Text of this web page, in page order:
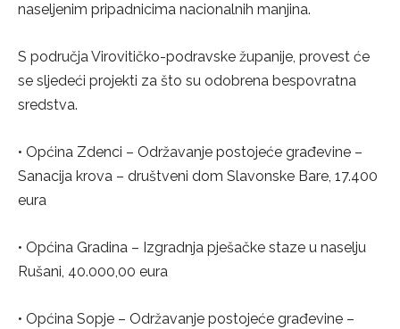
naseljenim pripadnicima nacionalnih manjina.
S područja Virovitičko-podravske županije, provest će
se sljedeći projekti za što su odobrena bespovratna
sredstva.
• Općina Zdenci – Održavanje postojeće građevine –
Sanacija krova – društveni dom Slavonske Bare, 17.400
eura
• Općina Gradina – Izgradnja pješačke staze u naselju
Rušani, 40.000,00 eura
• Općina Sopje – Održavanje postojeće građevine –